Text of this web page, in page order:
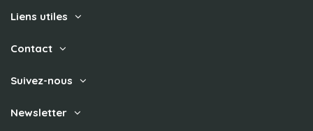
Liens utiles
Contact
Suivez-nous
Newsletter